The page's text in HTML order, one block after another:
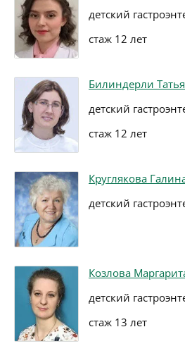
детский
стаж 12 лет
Билиндерли
детский
стаж 12 лет
Круглякова
детский
Козлова
детский
стаж 13 лет